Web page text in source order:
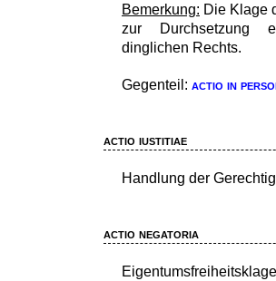
Bemerkung: Die Klage
zur Durchsetzung
dinglichen Rechts.
Gegenteil: actio in
actio iustitiae
Handlung der
actio negatoria
Eigentumsfreiheitsklage